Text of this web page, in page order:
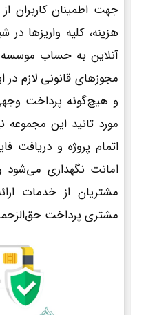
جهت اطمینان کاربران
هزینه، کلیه واریزها
آنلاین به حساب موسسه
مجوزهای قانونی لازم
و هیچ‌گونه پرداخت
مورد تائید این مجموعه
اتمام پروژه و دریافت
امانت نگهداری
مشتریان از خدمات
مشتری پرداخت